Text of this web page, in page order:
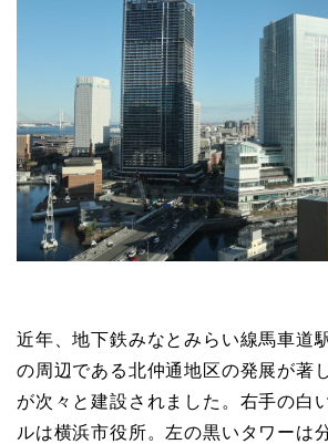
近年、地下鉄みなとみらい線馬車道
の周辺である北仲通地区の発展が著
が次々と建設されました。右手の白
ルは横浜市役所。左の黒いタワーは